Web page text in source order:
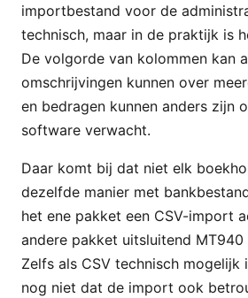
importbestand voor de
technisch, maar in de praktijk is
De volgorde van kolommen kan
omschrijvingen kunnen over
en bedragen kunnen anders zijn
software verwacht.
Daar komt bij dat niet elk
dezelfde manier met
het ene pakket een CSV-import
andere pakket uitsluitend MT940
Zelfs als CSV technisch mogelijk
nog niet dat de import ook